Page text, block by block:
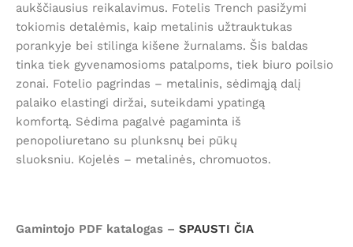
aukščiausius reikalavimus. Fotelis Trench pasižymi
tokiomis detalėmis, kaip metalinis užtrauktukas
porankyje bei stilinga kišene žurnalams. Šis baldas
tinka tiek gyvenamosioms patalpoms, tiek biuro poilsio
zonai. Fotelio pagrindas – metalinis, sėdimąją dalį
palaiko elastingi diržai, suteikdami ypatingą
komfortą. Sėdima pagalvė pagaminta iš
penopoliuretano su plunksnų bei pūkų
sluoksniu. Kojelės – metalinės, chromuotos.
Gamintojo PDF katalogas – SPAUSTI ČIA